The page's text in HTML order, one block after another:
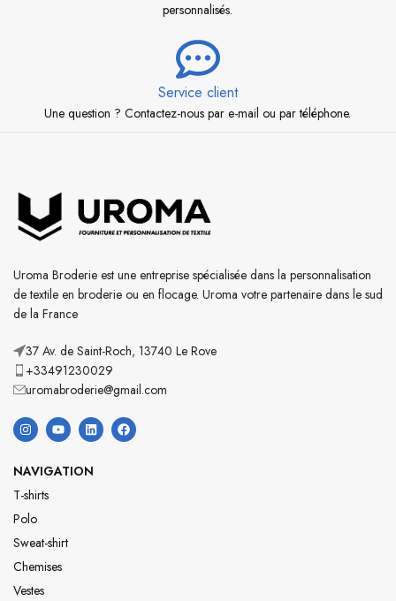
personnalisés.
Service client
Une question ? Contactez-nous par e-mail ou par téléphone.
Uroma Broderie est une entreprise spécialisée dans la personnalisation
de textile en broderie ou en flocage. Uroma votre partenaire dans le sud
de la France
37 Av. de Saint-Roch, 13740 Le Rove
+33491230029
uromabroderie@gmail.com
NAVIGATION
T-shirts
Polo
Sweat-shirt
Chemises
Vestes